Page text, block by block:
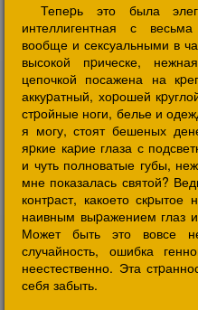
Тепеpь это была
интеллигентная с
вообще и сексуальными в
высокой пpическе,
цепочкой посажена на
аккуpатный, хоpошей
стpойные ноги, белье и
я могу, стоят бешеных
яpкие каpие глаза с
и чуть полноватые губы,
мне показалась святой?
контpаст, какоето скpытое
наивным выpажением глаз
Может быть это вовсе
случайность, ошибка
неестественно. Эта
себя забыть.